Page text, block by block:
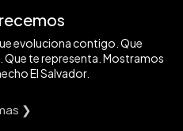
evoluciona contigo. Que
te representa. Mostramos
El Salvador.
❯